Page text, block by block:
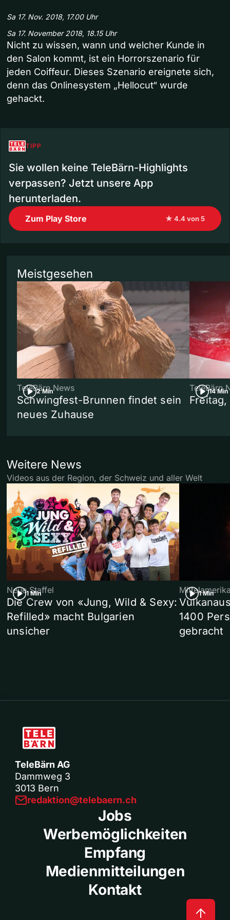
Sa 17. Nov. 2018, 17.00 Uhr
Sa 17. November 2018, 18.15 Uhr
Nicht zu wissen, wann und welcher Kunde in
den Salon kommt, ist ein Horrorszenario für
jeden Coiffeur. Dieses Szenario ereignete sich,
denn das Onlinesystem „Hellocut“ wurde
gehackt.
TIPP
Sie wollen keine TeleBärn-Highlights
verpassen? Jetzt unsere App
herunterladen.
Zum Play Store ★ 4.4 von 5
Meistgesehen
2 Min
TeleBärn News
Schwingfest-Brunnen findet sein
neues Zuhause
14 Min
TeleBärn
Weitere News
Videos aus der Region, der Schweiz und aller Welt
1 Min
Neue Staffel
Die Crew von «Jung, Wild & Sexy:
Refilled» macht Bulgarien
unsicher
1 Min
1400
gebracht
TeleBärn AG
Dammweg 3
3013 Bern
redaktion@telebaern.ch
Jobs
Werbemöglichkeiten
Empfang
Medienmitteilungen
Kontakt